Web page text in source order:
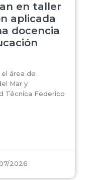
en taller
aplicada
docencia
área de
Mar y
Técnica Federico
2026